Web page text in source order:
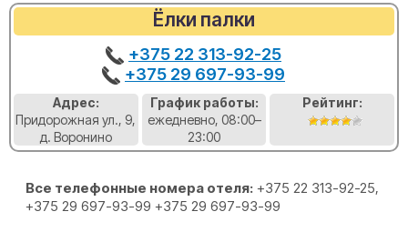
Ёлки палки
+375 22 313-92-25
+375 29 697-93-99
Адрес:
Придорожная ул., 9,
д. Воронино
График работы:
ежедневно, 08:00–
23:00
Рейтинг:
Все телефонные номера отеля: +375 22 313-92-25,
+375 29 697-93-99 +375 29 697-93-99